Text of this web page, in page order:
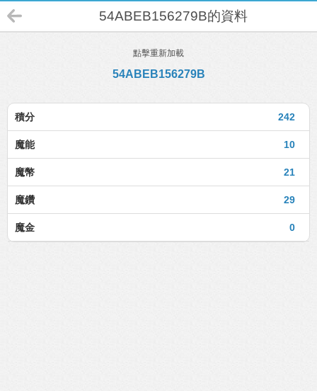
54ABEB156279B的資料
點擊重新加載
54ABEB156279B
242
積分
10
魔能
21
魔幣
29
魔鑽
0
魔金